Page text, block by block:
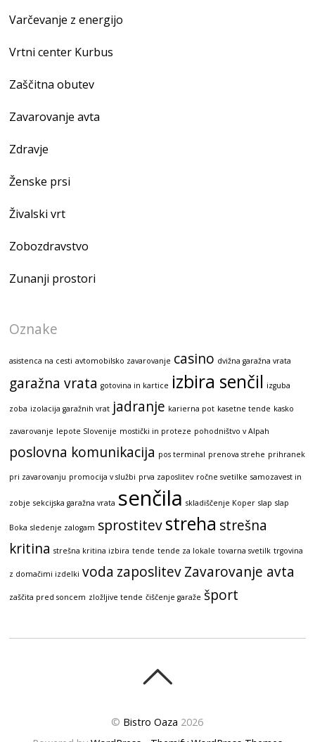
Varčevanje z energijo
Vrtni center Kurbus
Zaščitna obutev
Zavarovanje avta
Zdravje
Ženske prsi
Živalski vrt
Zobozdravstvo
Zunanji prostori
Oznake
asistenca na cesti avtomobilsko zavarovanje casino dvižna garažna vrata
garažna vrata gotovina in kartice izbira senčil izguba
zoba izolacija garažnih vrat jadranje karierna pot kasetne tende kasko
zavarovanje lepote Slovenije mostički in proteze pohodništvo v Alpah
poslovna komunikacija pos terminal prenova strehe prihranek
pri zavarovanju promocija v službi prva zaposlitev ročne svetilke samozavest in
zobje sekcijska garažna vrata senčila skladiščenje Koper slap slap
Boka sledenje zalogam sprostitevstreha strešna
kritina strešna kritina izbira tende tende za lokale tovarna svetilk trgovina
z domačimi izdelki voda zaposlitevZavarovanje avta
zaščita pred soncem zložljive tende čiščenje garaže šport
© Bistro Oaza 2026